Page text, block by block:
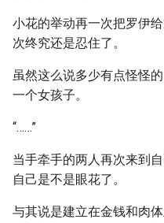
小花的举动再一次把罗伊
次终究还是忍住了。
虽然这么说多少有点怪怪
一个女孩子。
“……”
当手牵手的两人再次来到
自己是不是眼花了。
与其说是建立在金钱和肉